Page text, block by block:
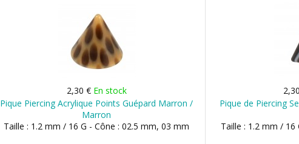
2,30 € En stock
Pique Piercing Acrylique Points Guépard Marron /
Marron
Taille : 1.2 mm / 16 G - Cône : 02.5 mm, 03 mm
Pique de Piercing
Taille : 1.2 mm / 16